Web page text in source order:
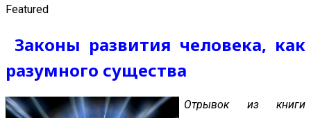
Featured
Законы развития человека, как
разумного существа
Отрывок из книги